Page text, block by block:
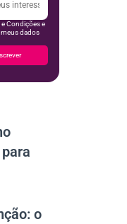
Condições e
o